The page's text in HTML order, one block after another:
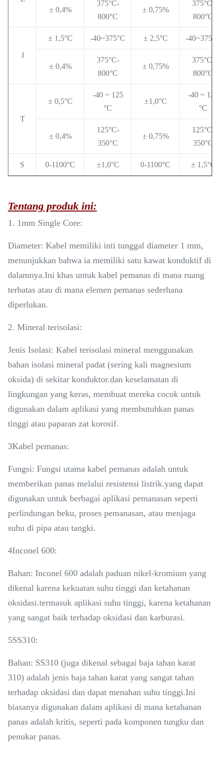
± 0,4%
375°C-
800°C
± 0,75%
375°C-
800°C
J
± 1,5°C -40~375°C ± 2,5°C -40~375°C
± 0,4%
375°C-
800°C
± 0,75%
375°C-
800°C
T
± 0,5°C
-40 ~ 125
°C
±1,0°C
-40 ~ 125
°C
± 0,4%
125°C-
350°C
± 0,75%
125°C-
350°C
S 0-1100°C ±1,0°C 0-1100°C ± 1,5°C
Tentang produk ini:
1. 1mm Single Core:
Diameter: Kabel memiliki inti tunggal diameter 1 mm,
menunjukkan bahwa ia memiliki satu kawat konduktif di
dalamnya.Ini khas untuk kabel pemanas di mana ruang
terbatas atau di mana elemen pemanas sederhana
diperlukan.
2. Mineral terisolasi:
Jenis Isolasi: Kabel terisolasi mineral menggunakan
bahan isolasi mineral padat (sering kali magnesium
oksida) di sekitar konduktor.dan keselamatan di
lingkungan yang keras, membuat mereka cocok untuk
digunakan dalam aplikasi yang membutuhkan panas
tinggi atau paparan zat korosif.
3Kabel pemanas:
Fungsi: Fungsi utama kabel pemanas adalah untuk
memberikan panas melalui resistensi listrik.yang dapat
digunakan untuk berbagai aplikasi pemanasan seperti
perlindungan beku, proses pemanasan, atau menjaga
suhu di pipa atau tangki.
4Inconel 600:
Bahan: Inconel 600 adalah paduan nikel-kromium yang
dikenal karena kekuatan suhu tinggi dan ketahanan
oksidasi.termasuk aplikasi suhu tinggi, karena ketahanan
yang sangat baik terhadap oksidasi dan karburasi.
5SS310:
Bahan: SS310 (juga dikenal sebagai baja tahan karat
310) adalah jenis baja tahan karat yang sangat tahan
terhadap oksidasi dan dapat menahan suhu tinggi.Ini
biasanya digunakan dalam aplikasi di mana ketahanan
panas adalah kritis, seperti pada komponen tungku dan
penukar panas.